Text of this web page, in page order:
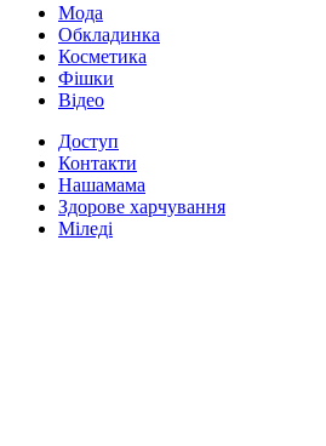
Мода
Обкладинка
Косметика
Фішки
Відео
Доступ
Контакти
Нашамама
Здорове харчування
Міледі